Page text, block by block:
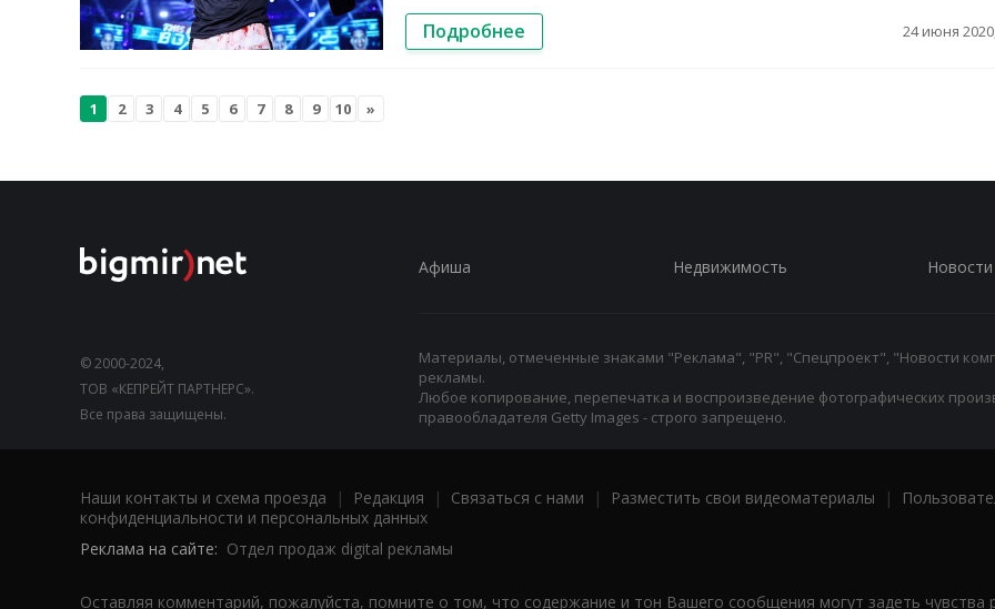
Подробнее 24 июня
1 2 3 4 5 6 7 8 9 10 »
© 2000-2024,
ТОВ «КЕПРЕЙТ ПАРТНЕРС».
Все права защищены.
Афиша Недвижимость Новости
Материалы, отмеченные знаками "Реклама", "PR", "Спецпроект", "Новости
рекламы.
Любое копирование, перепечатка и воспроизведение фотографических
правообладателя Getty Images - строго запрещено.
Наши контакты и схема проезда | Редакция | Связаться с нами | Разместить свои видеоматериалы |
конфиденциальности и персональных данных
Реклама на сайте: Отдел продаж digital рекламы
Оставляя комментарий, пожалуйста, помните о том, что содержание и тон Вашего сообщения могут задеть чувства